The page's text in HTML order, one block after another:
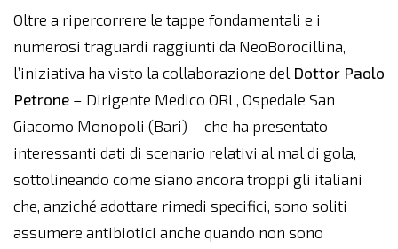
Oltre a ripercorrere le tappe fondamentali e i
numerosi traguardi raggiunti da NeoBorocillina,
l’iniziativa ha visto la collaborazione del Dottor Paolo
Petrone – Dirigente Medico ORL, Ospedale San
Giacomo Monopoli (Bari) – che ha presentato
interessanti dati di scenario relativi al mal di gola,
sottolineando come siano ancora troppi gli italiani
che, anziché adottare rimedi specifici, sono soliti
assumere antibiotici anche quando non sono